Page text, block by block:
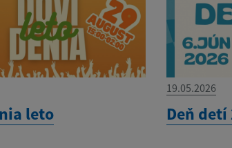
leto
19.05.2026
Deň detí